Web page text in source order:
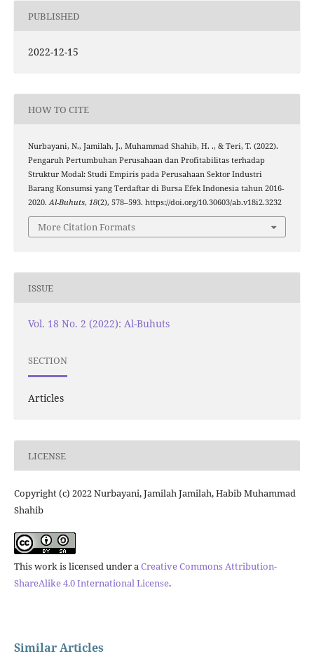
PUBLISHED
2022-12-15
HOW TO CITE
Nurbayani, N., Jamilah, J., Muhammad Shahib, H. ., & Teri, T. (2022).
Pengaruh Pertumbuhan Perusahaan dan Profitabilitas terhadap
Struktur Modal: Studi Empiris pada Perusahaan Sektor Industri
Barang Konsumsi yang Terdaftar di Bursa Efek Indonesia tahun 2016-
2020. Al-Buhuts, 18(2), 578–593. https://doi.org/10.30603/ab.v18i2.3232
More Citation Formats
ISSUE
Vol. 18 No. 2 (2022): Al-Buhuts
SECTION
Articles
LICENSE
Copyright (c) 2022 Nurbayani, Jamilah Jamilah, Habib Muhammad
Shahib
This work is licensed under aCreative Commons Attribution-
ShareAlike 4.0 International License.
Similar Articles